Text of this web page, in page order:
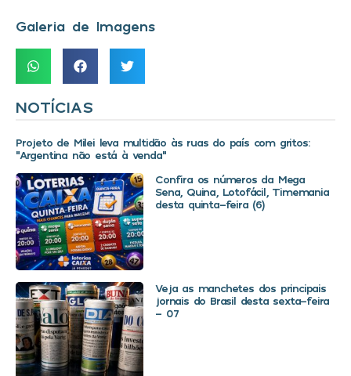
Galeria de Imagens
NOTÍCIAS
Projeto de Milei leva multidão às ruas do país com gritos:
“Argentina não está à venda”
Confira os números da Mega
Sena, Quina, Lotofácil, Timemania
desta quinta-feira (6)
Veja as manchetes dos principais
jornais do Brasil desta sexta-feira
– 07